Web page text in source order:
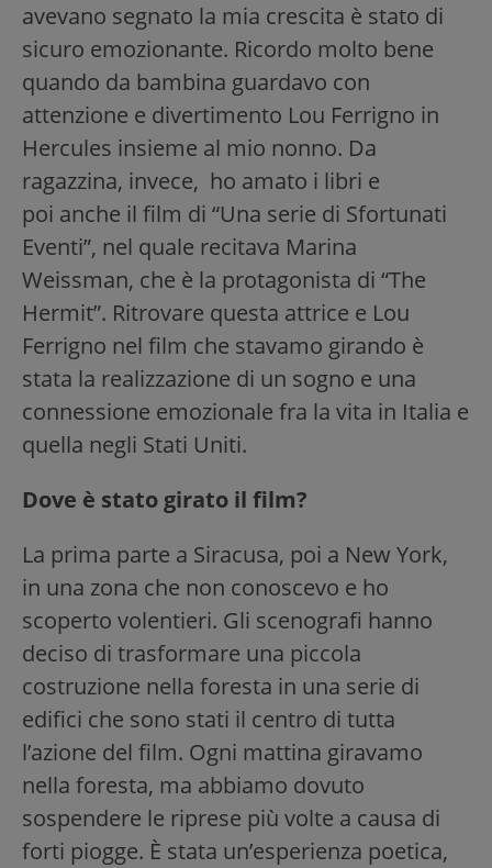
avevano segnato la mia crescita è stato di
sicuro emozionante. Ricordo molto bene
quando da bambina guardavo con
attenzione e divertimento Lou Ferrigno in
Hercules insieme al mio nonno. Da
ragazzina, invece, ho amato i libri e
poi anche il film di “Una serie di Sfortunati
Eventi”, nel quale recitava Marina
Weissman, che è la protagonista di “The
Hermit”. Ritrovare questa attrice e Lou
Ferrigno nel film che stavamo girando è
stata la realizzazione di un sogno e una
connessione emozionale fra la vita in Italia e
quella negli Stati Uniti.
Dove è stato girato il film?
La prima parte a Siracusa, poi a New York,
in una zona che non conoscevo e ho
scoperto volentieri. Gli scenografi hanno
deciso di trasformare una piccola
costruzione nella foresta in una serie di
edifici che sono stati il centro di tutta
l’azione del film. Ogni mattina giravamo
nella foresta, ma abbiamo dovuto
sospendere le riprese più volte a causa di
forti piogge. È stata un’esperienza poetica,